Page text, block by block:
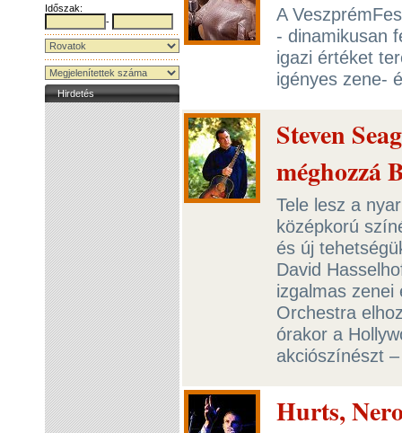
Időszak:
-
Hirdetés
A
- dinamikusan
igazi értéket
igényes zene-
Steven
méghozzá
Tele lesz a
középkorú
és új
David
izgalmas zenei
Orchestra
órakor a
akciószínészt
Hurts,